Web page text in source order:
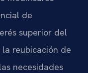
de
superior del
reubicación de
necesidades